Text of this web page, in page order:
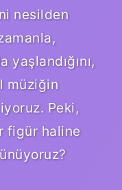
nesilden
yaşlandığını,
müziğin
Peki,
figür haline